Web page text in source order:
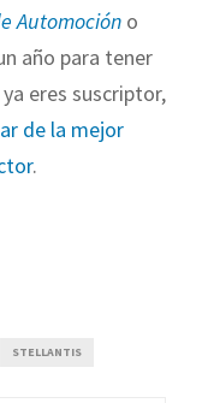
Automoción o
año para tener
eres suscriptor,
de la mejor
.
STELLANTIS